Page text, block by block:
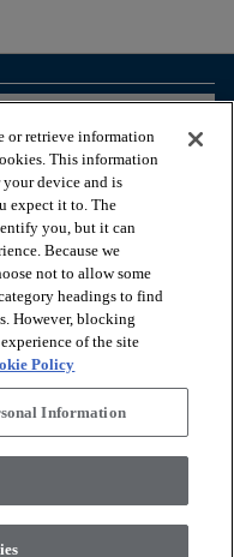
Company
voorwaarden
Commitment Statement
or retrieve information
This information
device and is
expect it to. The
you, but it can
Because we
not to allow some
headings to find
However, blocking
of the site
Policy
Information